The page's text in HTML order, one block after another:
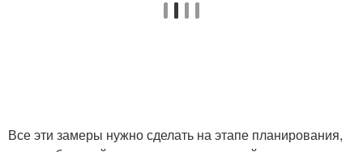
Все эти замеры нужно сделать на этапе планирования,